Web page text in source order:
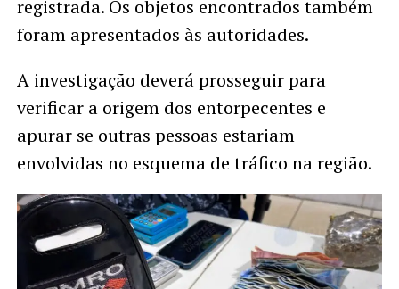
registrada. Os objetos encontrados também
foram apresentados às autoridades.
A investigação deverá prosseguir para
verificar a origem dos entorpecentes e
apurar se outras pessoas estariam
envolvidas no esquema de tráfico na região.